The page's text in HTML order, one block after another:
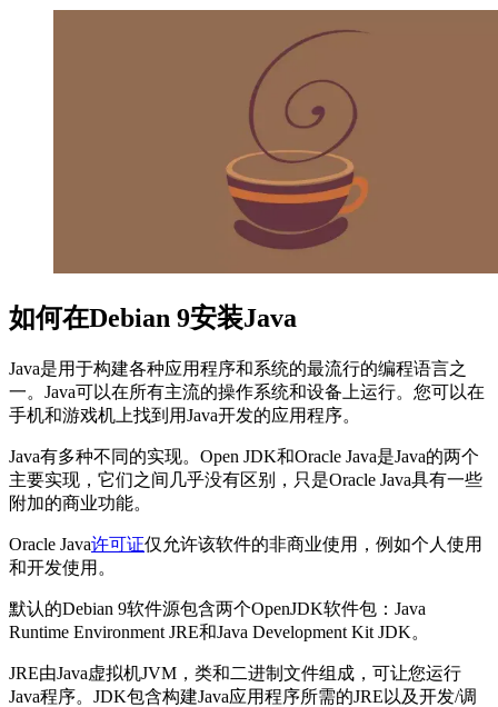
如何在Debian 9安装Java
Java是用于构建各种应用程序和系统的最流行的编程语言之
一。Java可以在所有主流的操作系统和设备上运行。您可以在
手机和游戏机上找到用Java开发的应用程序。
Java有多种不同的实现。Open JDK和Oracle Java是Java的两个
主要实现，它们之间几乎没有区别，只是Oracle Java具有一些
附加的商业功能。
Oracle Java许可证仅允许该软件的非商业使用，例如个人使用
和开发使用。
默认的Debian 9软件源包含两个OpenJDK软件包：Java
Runtime Environment JRE和Java Development Kit JDK。
JRE由Java虚拟机JVM，类和二进制文件组成，可让您运行
Java程序。JDK包含构建Java应用程序所需的JRE以及开发/调